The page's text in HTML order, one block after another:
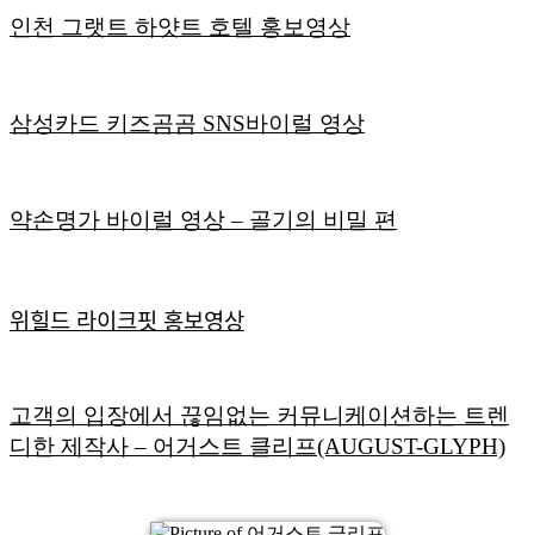
인천 그랫트 하얏트 호텔 홍보영상
삼성카드 키즈곰곰 SNS바이럴 영상
약손명가 바이럴 영상 – 골기의 비밀 편
위힐드 라이크핏 홍보영상
고객의 입장에서 끊임없는 커뮤니케이션하는 트렌
디한 제작사 – 어거스트 클리프(AUGUST-GLYPH)